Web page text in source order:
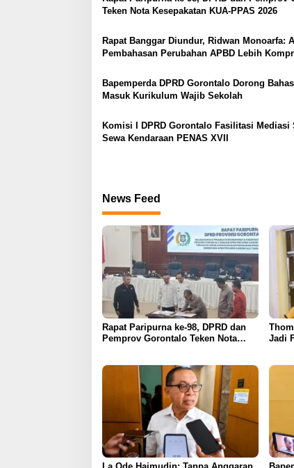
a
i
o
Teken Nota Kesepakatan KUA-PPAS 2026
Rapat Banggar Diundur, Ridwan Monoarfa:
Pembahasan Perubahan APBD Lebih
Bapemperda DPRD Gorontalo Dorong
Masuk Kurikulum Wajib Sekolah
Komisi I DPRD Gorontalo Fasilitasi Mediasi
Sewa Kendaraan PENAS XVII
News Feed
Rapat Paripurna ke-98, DPRD dan
Pemprov Gorontalo Teken Nota
Jadi